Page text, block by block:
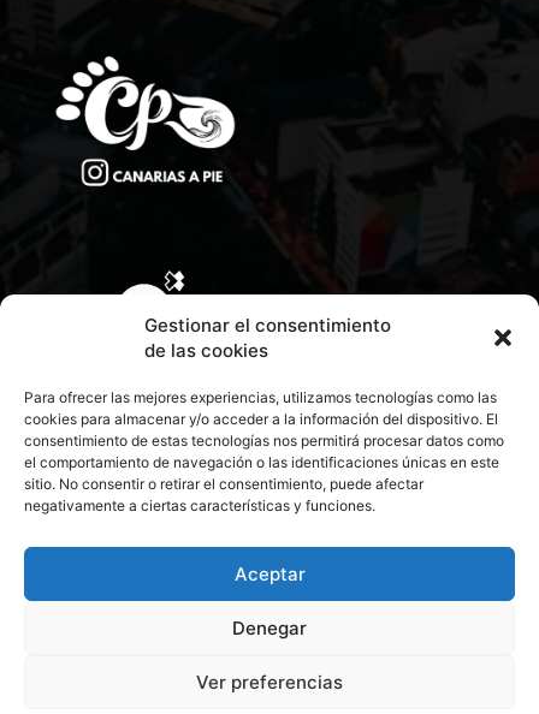
Gestionar el consentimiento
de las cookies
Para ofrecer las mejores experiencias, utilizamos tecnologías como las
cookies para almacenar y/o acceder a la información del dispositivo. El
consentimiento de estas tecnologías nos permitirá procesar datos como
el comportamiento de navegación o las identificaciones únicas en este
sitio. No consentir o retirar el consentimiento, puede afectar
negativamente a ciertas características y funciones.
Aceptar
Denegar
Ver preferencias
CONTACTA CON NOSOTROS